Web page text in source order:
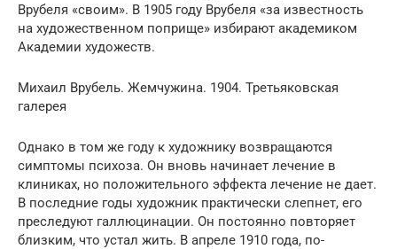
Врубеля «своим». В 1905 году Врубеля «за известность
на художественном поприще» избирают академиком
Академии художеств.
Михаил Врубель. Жемчужина. 1904. Третьяковская
галерея
Однако в том же году к художнику возвращаются
симптомы психоза. Он вновь начинает лечение в
клиниках, но положительного эффекта лечение не дает.
В последние годы художник практически слепнет, его
преследуют галлюцинации. Он постоянно повторяет
близким, что устал жить. В апреле 1910 года, по-